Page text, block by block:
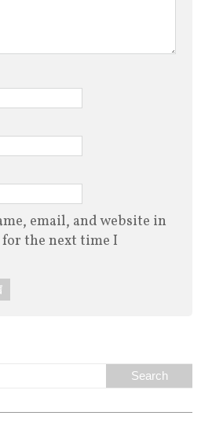
email, and website in
the next time I